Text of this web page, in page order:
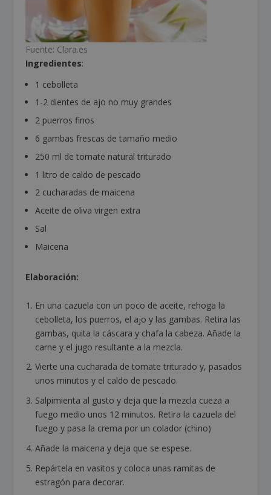
Fuente: Clara.es
Ingredientes:
1 cebolleta
1-2 dientes de ajo no muy grandes
2 puerros finos
6 gambas frescas de tamaño medio
250 ml de tomate natural triturado
1 litro de caldo de pescado
2 cucharadas de maicena
Aceite de oliva virgen extra
Sal
Maicena
Elaboración:
En una cazuela con un poco de aceite, rehoga la
cebolleta, los puerros, el ajo y las gambas. Retira las
gambas, quita la cáscara y chafa la cabeza. Añade la
carne y el jugo resultante a la mezcla.
Vierte una cucharada de tomate triturado y, pasados
unos minutos y el caldo de pescado.
Salpimienta al gusto y deja que la mezcla cueza a
fuego medio unos 12 minutos. Retira la cazuela del
fuego y pasa la crema por un colador (chino)
Añade la maicena y deja que se espese.
Repártela en vasitos y coloca unas ramitas de
estragón para decorar.